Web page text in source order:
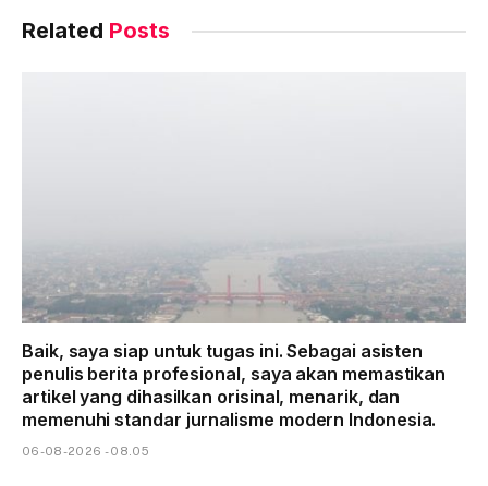
Related Posts
Baik, saya siap untuk tugas ini. Sebagai asisten
penulis berita profesional, saya akan memastikan
artikel yang dihasilkan orisinal, menarik, dan
memenuhi standar jurnalisme modern Indonesia.
06-08-2026 - 08.05